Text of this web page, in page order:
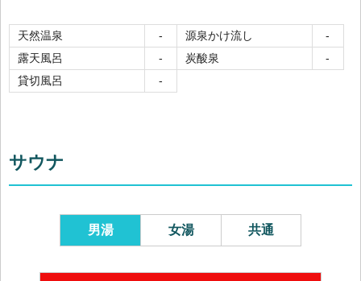
天然温泉 - 源泉かけ流し
-
露天風呂
- 炭酸泉
-
貸切風呂
-
サウナ
男湯 女湯 共通